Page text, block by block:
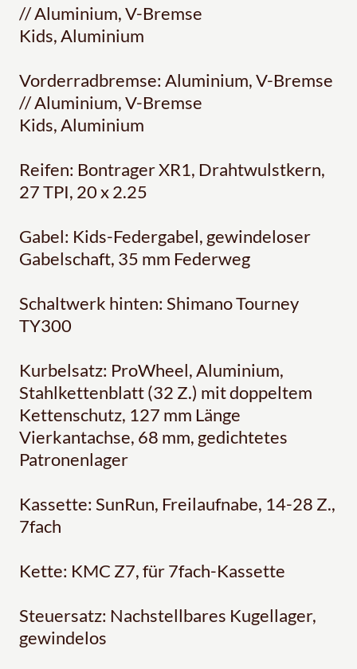
// Aluminium, V-Bremse
Kids, Aluminium
Vorderradbremse: Aluminium, V-Bremse
// Aluminium, V-Bremse
Kids, Aluminium
Reifen: Bontrager XR1, Drahtwulstkern,
27 TPI, 20 x 2.25
Gabel: Kids-Federgabel, gewindeloser
Gabelschaft, 35 mm Federweg
Schaltwerk hinten: Shimano Tourney
TY300
Kurbelsatz: ProWheel, Aluminium,
Stahlkettenblatt (32 Z.) mit doppeltem
Kettenschutz, 127 mm Länge
Vierkantachse, 68 mm, gedichtetes
Patronenlager
Kassette: SunRun, Freilaufnabe, 14-28 Z.,
7fach
Kette: KMC Z7, für 7fach-Kassette
Steuersatz: Nachstellbares Kugellager,
gewindelos